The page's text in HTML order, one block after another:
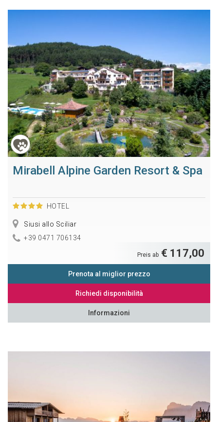
Mirabell Alpine Garden Resort & Spa
HOTEL
Siusi allo Sciliar
+39 0471 706134
Preis ab € 117,00
Prenota al miglior prezzo
Richiedi disponibilità
Informazioni